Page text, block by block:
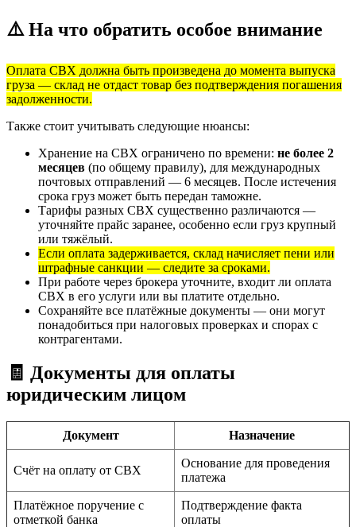
⚠️ На что обратить особое внимание
Оплата СВХ должна быть произведена до момента выпуска
груза — склад не отдаст товар без подтверждения погашения
задолженности.
Также стоит учитывать следующие нюансы:
Хранение на СВХ ограничено по времени: не более 2
месяцев (по общему правилу), для международных
почтовых отправлений — 6 месяцев. После истечения
срока груз может быть передан таможне.
Тарифы разных СВХ существенно различаются —
уточняйте прайс заранее, особенно если груз крупный
или тяжёлый.
Если оплата задерживается, склад начисляет пени или
штрафные санкции — следите за сроками.
При работе через брокера уточните, входит ли оплата
СВХ в его услуги или вы платите отдельно.
Сохраняйте все платёжные документы — они могут
понадобиться при налоговых проверках и спорах с
контрагентами.
🧾 Документы для оплаты
юридическим лицом
Документ Назначение
Счёт на оплату от СВХ
Основание для проведения
платежа
Платёжное поручение с
отметкой банка
Подтверждение факта
оплаты